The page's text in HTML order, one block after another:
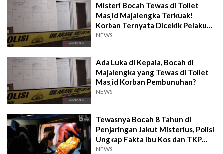
Misteri Bocah Tewas di Toilet
Masjid Majalengka Terkuak!
Korban Ternyata Dicekik Pelaku
Sodomi
NEWS
Ada Luka di Kepala, Bocah di
Majalengka yang Tewas di Toilet
Masjid Korban Pembunuhan?
NEWS
Tewasnya Bocah 8 Tahun di
Penjaringan Jakut Misterius, Polisi
Ungkap Fakta Ibu Kos dan TKP
Lantai 3
NEWS